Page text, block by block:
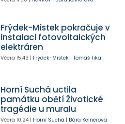
Frýdek-Místek pokračuje v
instalaci fotovoltaických
elektráren
Včera 15:43 | Frýdek-Místek| Tomáš Tikal
Horní Suchá uctila
památku obětí Životické
tragédie u muralu
Včera 10:24| Horní Suchá | Bára Kelnerová